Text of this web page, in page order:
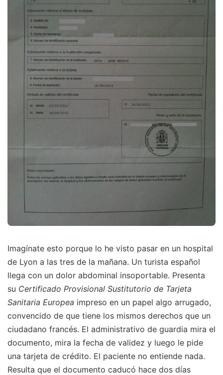
Imagínate esto porque lo he visto pasar en un hospital
de Lyon a las tres de la mañana. Un turista español
llega con un dolor abdominal insoportable. Presenta
su Certificado Provisional Sustitutorio de Tarjeta
Sanitaria Europea impreso en un papel algo arrugado,
convencido de que tiene los mismos derechos que un
ciudadano francés. El administrativo de guardia mira el
documento, mira la fecha de validez y luego le pide
una tarjeta de crédito. El paciente no entiende nada.
Resulta que el documento caducó hace dos días